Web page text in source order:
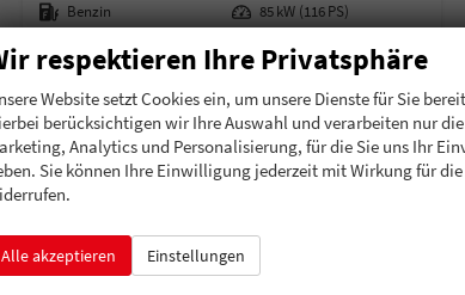
Kraftstoff Benzin Leistung 85 kW (116 PS)
24.675,– € Details
Verbrauch kombiniert:6,40 l/100km
CO -Klasse:E
CO2 -Emissionen:144,00 g/km
respektieren Ihre Privatsphäre
Website setzt Cookies ein, um unsere Dienste für Sie
berücksichtigen wir Ihre Auswahl und verarbeiten nur
Analytics und Personalisierung, für die Sie uns Ihr
Sie können Ihre Einwilligung jederzeit mit Wirkung für
Alle akzeptieren Einstellungen